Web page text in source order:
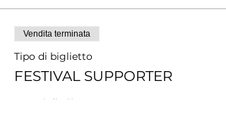
Vendita terminata
Tipo di biglietto
FESTIVAL SUPPORTER
Scopri di più